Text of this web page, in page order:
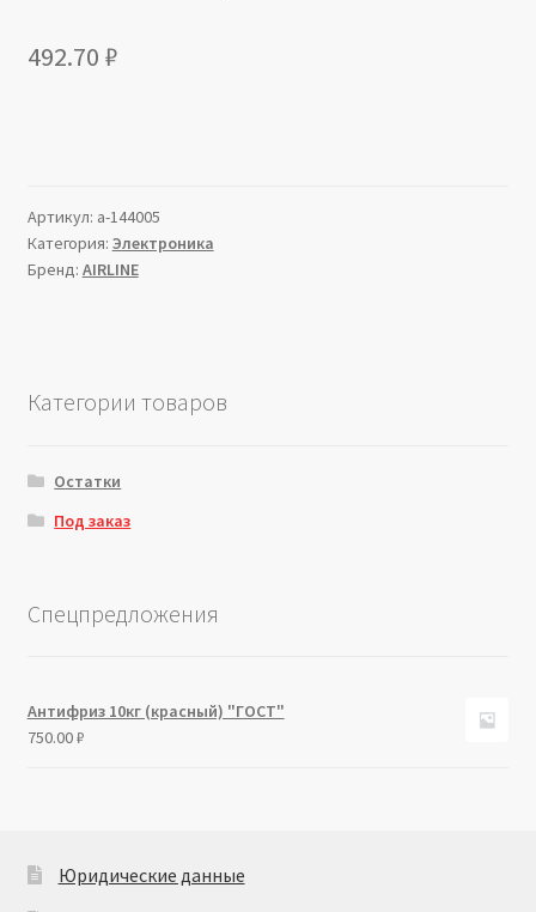
492.70 ₽
Артикул: a-144005
Категория: Электроника
Бренд: AIRLINE
Категории товаров
Остатки
Под заказ
Спецпредложения
Антифриз 10кг (красный) "ГОСТ"
750.00₽
Юридические данные